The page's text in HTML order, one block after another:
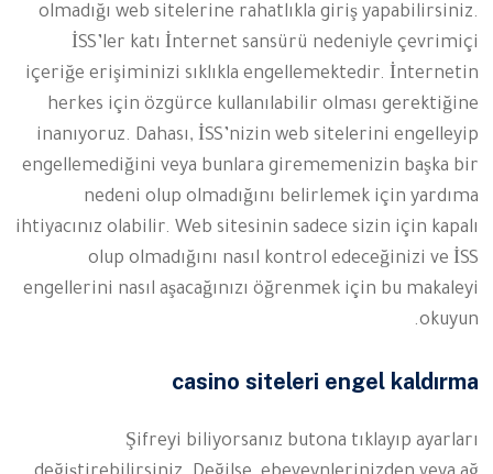
olmadığı web sitelerine rahatlıkla giriş yapabilirsiniz.
İSS’ler katı İnternet sansürü nedeniyle çevrimiçi
içeriğe erişiminizi sıklıkla engellemektedir. İnternetin
herkes için özgürce kullanılabilir olması gerektiğine
inanıyoruz. Dahası, İSS’nizin web sitelerini engelleyip
engellemediğini veya bunlara girememenizin başka bir
nedeni olup olmadığını belirlemek için yardıma
ihtiyacınız olabilir. Web sitesinin sadece sizin için kapalı
olup olmadığını nasıl kontrol edeceğinizi ve İSS
engellerini nasıl aşacağınızı öğrenmek için bu makaleyi
okuyun.
casino siteleri engel kaldırma
Şifreyi biliyorsanız butona tıklayıp ayarları